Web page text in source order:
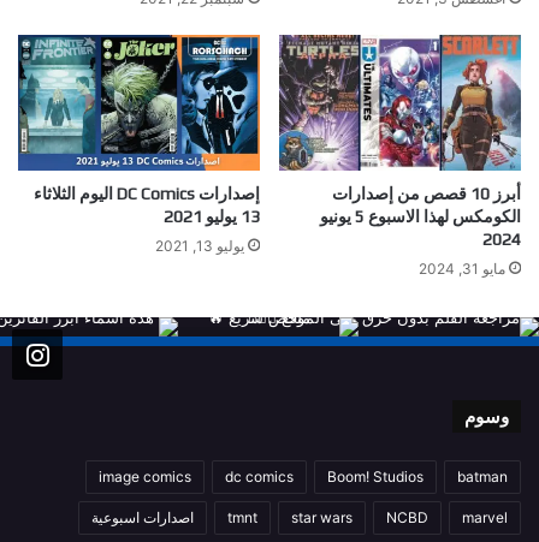
أبرز 10 قصص من إصدارات
الكومكس لهذا الاسبوع 5 يونيو
2024
مايو 31, 2024
إصدارات DC Comics اليوم الثلاثاء
13 يوليو 2021
يوليو 13, 2021
وسوم
batman
Boom! Studios
dc comics
image comics
marvel
NCBD
star wars
tmnt اصدارات اسبوعية